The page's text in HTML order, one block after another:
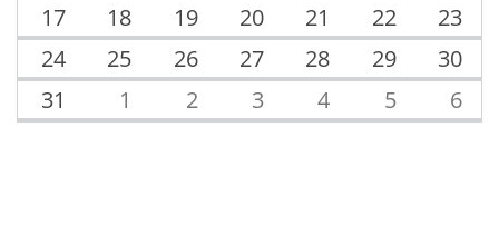
17
18 19 20 21 22
23
24
25 26 27 28 29
30
31
1 2 3 4 5 6